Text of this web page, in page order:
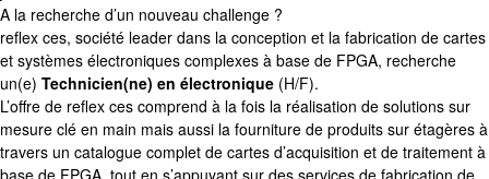
A la recherche d’un nouveau challenge ?
reflex ces, société leader dans la conception et la fabrication de cartes
et systèmes électroniques complexes à base de FPGA, recherche
un(e) Technicien(ne) en électronique (H/F).
L’offre de reflex ces comprend à la fois la réalisation de solutions sur
mesure clé en main mais aussi la fourniture de produits sur étagères à
travers un catalogue complet de cartes d’acquisition et de traitement à
base de FPGA, tout en s’appuyant sur des services de fabrication de